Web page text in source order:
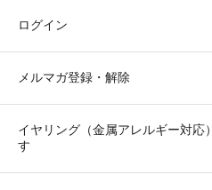
ログイン
メルマガ登録・解除
イヤリング（金属アレルギー対応
す